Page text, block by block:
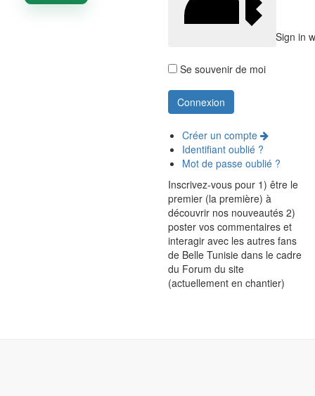
Sign in
Se souvenir de moi
Créer un compte
Identifiant oublié ?
Mot de passe oublié ?
Inscrivez-vous pour 1) être le
premier (la première) à
découvrir nos nouveautés 2)
poster vos commentaires et
interagir avec les autres fans
de Belle Tunisie dans le cadre
du Forum du site
(actuellement en chantier)